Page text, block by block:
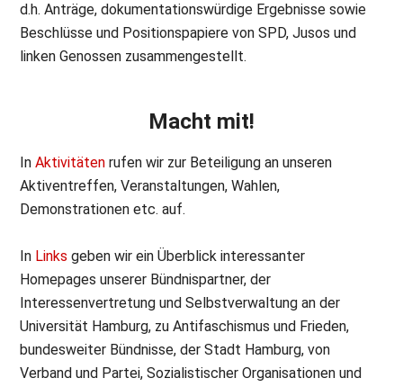
d.h. Anträge, dokumentationswürdige Ergebnisse sowie
Beschlüsse und Positionspapiere von SPD, Jusos und
linken Genossen zusammengestellt.
Macht mit!
InAktivitäten rufen wir zur Beteiligung an unseren
Aktiventreffen, Veranstaltungen, Wahlen,
Demonstrationen etc. auf.
In Links geben wir ein Überblick interessanter
Homepages unserer Bündnispartner, der
Interessenvertretung und Selbstverwaltung an der
Universität Hamburg, zu Antifaschismus und Frieden,
bundesweiter Bündnisse, der Stadt Hamburg, von
Verband und Partei, Sozialistischer Organisationen und